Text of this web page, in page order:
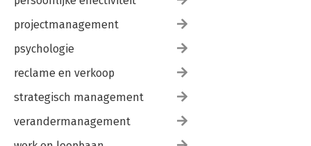
projectmanagement
psychologie
reclame en verkoop
strategisch management
verandermanagement